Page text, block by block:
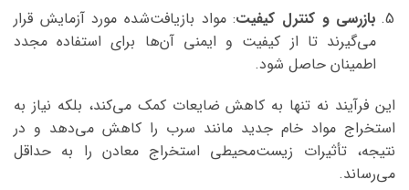
بازرسی و کنترل کیفیت: مواد بازیافت‌شده مورد آزمایش قرار
می‌گیرند تا از کیفیت و ایمنی آن‌ها برای استفاده مجدد
اطمینان حاصل شود.
این فرآیند نه تنها به کاهش ضایعات کمک می‌کند، بلکه نیاز به
استخراج مواد خام جدید مانند سرب را کاهش می‌دهد و در
نتیجه، تأثیرات زیست‌محیطی استخراج معادن را به حداقل
می‌رساند.